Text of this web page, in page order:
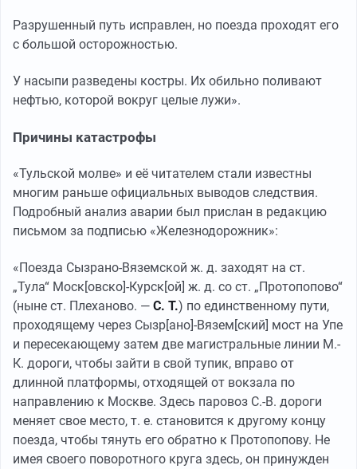
Разрушенный путь исправлен, но поезда проходят его
с большой осторожностью.
У насыпи разведены костры. Их обильно поливают
нефтью, которой вокруг целые лужи».
Причины катастрофы
«Тульской молве» и её читателем стали известны
многим раньше официальных выводов следствия.
Подробный анализ аварии был прислан в редакцию
письмом за подписью «Железнодорожник»:
«Поезда Сызрано-Вяземской ж. д. заходят на ст.
„Тула“ Моск[овско]-Курск[ой] ж. д. со ст. „Протопопово“
(ныне ст. Плеханово. — С. Т.) по единственному пути,
проходящему через Сызр[ано]-Вязем[ский] мост на Упе
и пересекающему затем две магистральные линии М.-
К. дороги, чтобы зайти в свой тупик, вправо от
длинной платформы, отходящей от вокзала по
направлению к Москве. Здесь паровоз С.-В. дороги
меняет свое место, т. е. становится к другому концу
поезда, чтобы тянуть его обратно к Протопопову. Не
имея своего поворотного круга здесь, он принужден